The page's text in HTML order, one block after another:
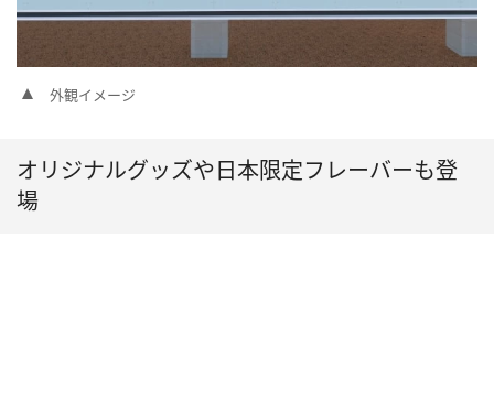
外観イメージ
オリジナルグッズや日本限定フレーバーも登
場